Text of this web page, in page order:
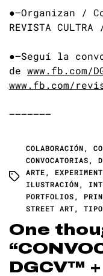
●—Organizan /
REVISTA
●—Seguí la
de www.fb.com/
www.fb.com/
——————–
COLABORACIÓN,
CONVOCATORIAS,
ARTE,
ILUSTRACIÓN,
PORTFOLIOS,
STREET ART,
One
“
DGCV™